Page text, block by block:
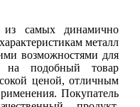
из самых динамично
металл
возможностями для
на подобный товар
ценой, отличным
Покупатель